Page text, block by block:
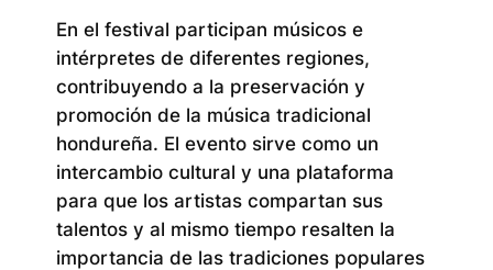
En el festival participan músicos e
intérpretes de diferentes regiones,
contribuyendo a la preservación y
promoción de la música tradicional
hondureña. El evento sirve como un
intercambio cultural y una plataforma
para que los artistas compartan sus
talentos y al mismo tiempo resalten la
importancia de las tradiciones populares